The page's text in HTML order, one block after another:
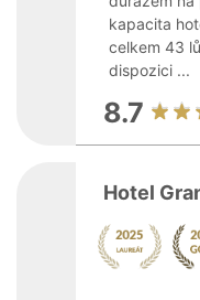
kapacita
celkem 43
dispozici ...
8.7
Hotel